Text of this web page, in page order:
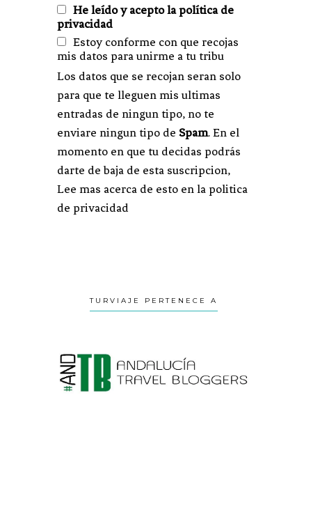
He leído y acepto la política de
privacidad
Estoy conforme con que recojas
mis datos para unirme a tu tribu
Los datos que se recojan seran solo
para que te lleguen mis ultimas
entradas de ningun tipo, no te
enviare ningun tipo de Spam. En el
momento en que tu decidas podrás
darte de baja de esta suscripcion,
Lee mas acerca de esto en la politica
de privacidad
TURVIAJE PERTENECE A